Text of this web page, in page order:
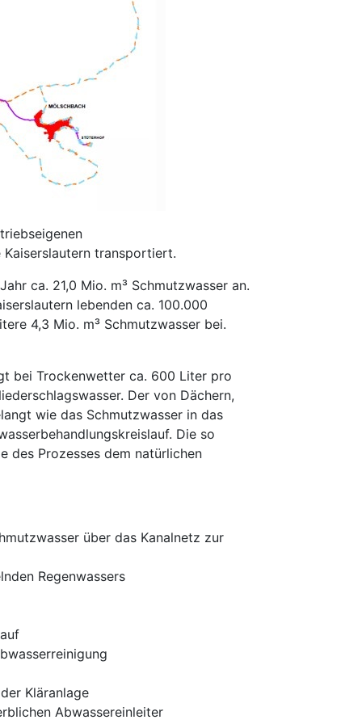
Kaiserslautern transportiert.
ca. 21,0 Mio. m³ Schmutzwasser an.
lebenden ca. 100.000
4,3 Mio. m³ Schmutzwasser bei.
bei Trockenwetter ca. 600 Liter pro
Der von Dächern,
wie das Schmutzwasser in das
Die so
des Prozesses dem natürlichen
über das Kanalnetz zur
Regenwassers
Kläranlage
Abwassereinleiter